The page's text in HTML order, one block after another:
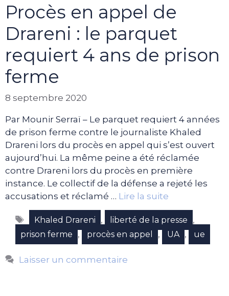
Procès en appel de
Drareni : le parquet
requiert 4 ans de prison
ferme
8 septembre 2020
Par Mounir Serraï – Le parquet requiert 4 années
de prison ferme contre le journaliste Khaled
Drareni lors du procès en appel qui s’est ouvert
aujourd’hui. La même peine a été réclamée
contre Drareni lors du procès en première
instance. Le collectif de la défense a rejeté les
accusations et réclamé … Lire la suite
Étiquettes
Khaled Drareni , liberté de la presse ,
prison ferme , procès en appel , UA , ue
Laisser un commentaire